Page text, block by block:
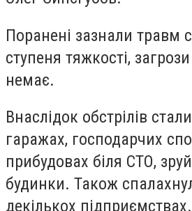
Поранені зазнали травм
ступеня тяжкості,
немає.
Внаслідок обстрілів
гаражах, господарчих
прибудовах біля СТО,
будинки. Також
декількох підприємствах.